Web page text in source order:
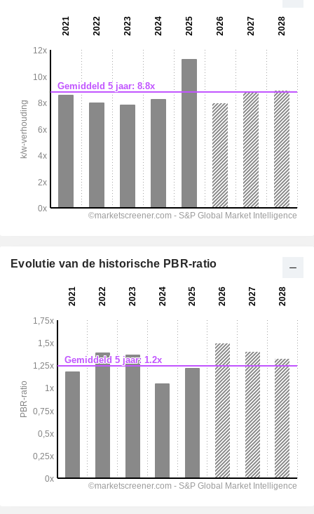
Evolutie van de historische PBR-ratio